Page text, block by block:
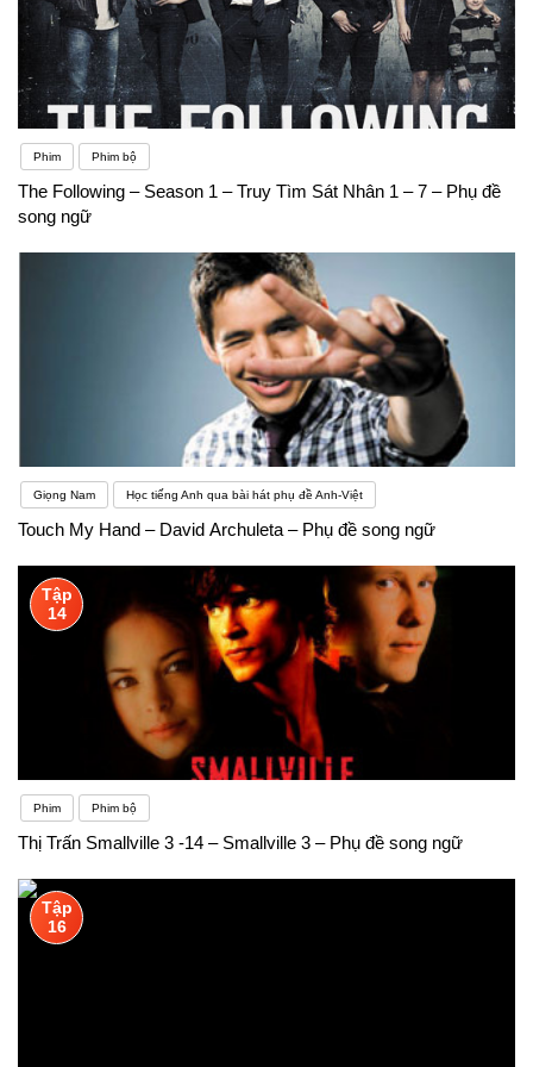
Phim Phim bộ
The Following – Season 1 – Truy Tìm Sát Nhân 1 – 7 – Phụ đề
song ngữ
Giọng Nam Học tiếng Anh qua bài hát phụ đề Anh-Việt
Touch My Hand – David Archuleta – Phụ đề song ngữ
Tập
14
Phim Phim bộ
Thị Trấn Smallville 3 -14 – Smallville 3 – Phụ đề song ngữ
Tập
16